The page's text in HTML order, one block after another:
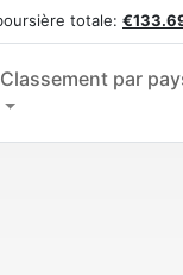
totale:
Classement par